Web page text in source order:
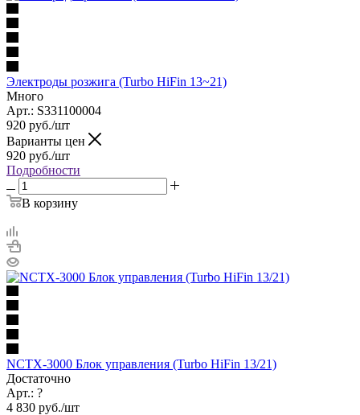
Электроды розжига (Turbo HiFin 13~21)
Много
Арт.: S331100004
920 руб./шт
Варианты цен
920 руб./шт
Подробности
В корзину
NCTX-3000 Блок управления (Turbo HiFin 13/21)
Достаточно
Арт.: ?
4 830 руб./шт